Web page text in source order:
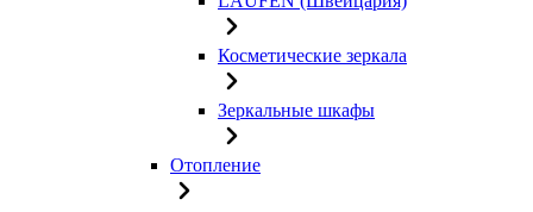
Косметические зеркала
Зеркальные шкафы
Отопление